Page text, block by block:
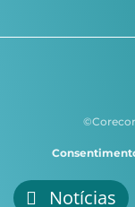
Notícias